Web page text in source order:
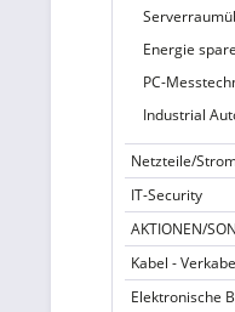
Energie
PC-
Industrial
Netzteile/
IT-Security
AKTIONEN/
Kabel -
Elektronische